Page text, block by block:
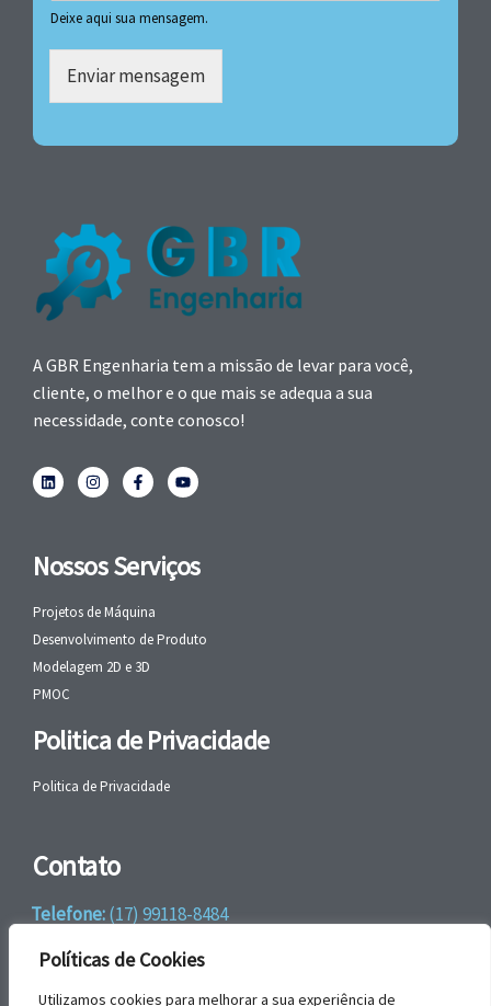
Políticas de Cookies
Utilizamos cookies para melhorar a sua experiência de
Deixe aqui sua mensagem.
Enviar mensagem
A GBR Engenharia tem a missão de levar para você,
cliente, o melhor e o que mais se adequa a sua
necessidade, conte conosco!
Nossos Serviços
Projetos de Máquina
Desenvolvimento de Produto
Modelagem 2D e 3D
PMOC
Politica de Privacidade
Politica de Privacidade
Contato
Telefone:(17) 99118-8484
WhatsApp:+55 (17) 99118-8484
email:faleconosco@gbrengenharia.com